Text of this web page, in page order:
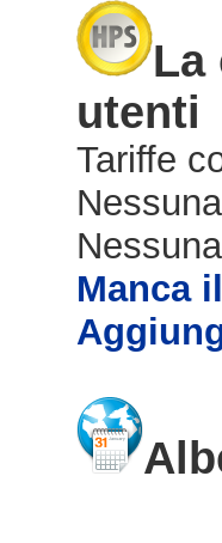
La
utenti
Tariffe
Manca